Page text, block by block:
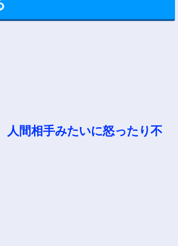
人間相手みたいに怒ったり不